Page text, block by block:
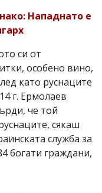
Нападнато е
си от
особено вино,
като руснаците
г. Ермолаев
че той
сякаш
служба за
богати граждани,